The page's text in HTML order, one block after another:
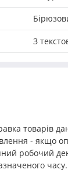
З
товарів
- якщо
робочий
часу.